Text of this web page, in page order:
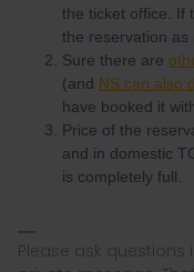
the ticket office. If
the reservation as
Sure there are
(and NS can also
have booked it
Price of the
and in domestic
is completely full.
Please ask